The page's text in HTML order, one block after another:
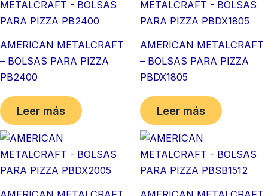
AMERICAN METALCRAFT
– BOLSAS PARA PIZZA
PB2400
Leer más
AMERICAN METALCRAFT
– BOLSAS PARA PIZZA
PBDX1805
Leer más